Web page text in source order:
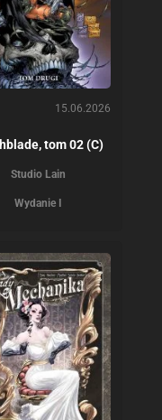
15.06.2026
tom 02 (C)
Studio Lain
Wydanie I